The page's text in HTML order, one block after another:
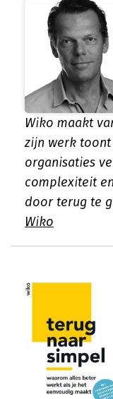
Wiko maakt
zijn werk
organisaties
complexiteit
door terug te
Wiko